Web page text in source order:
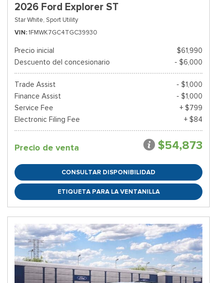
2026 Ford Explorer ST
Star White, Sport Utility
VIN 1FMWK7GC4TGC39930
Precio inicial
$61,990
Descuento del concesionario
- $6,000
Trade Assist
- $1,000
Finance Assist
- $1,000
Service Fee
+ $799
Electronic Filing Fee
+ $84
Precio de venta $54,873
CONSULTAR DISPONIBILIDAD
ETIQUETA PARA LA VENTANILLA